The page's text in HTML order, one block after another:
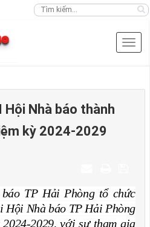
Nhà báo thành
kỳ 2024-2029
TP Hải Phòng tổ chức
Nhà báo TP Hải Phòng
2029, với sự tham gia